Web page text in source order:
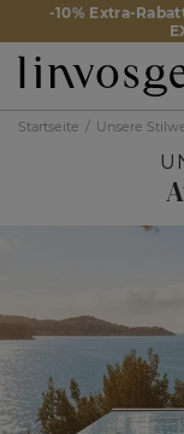
-10% Extra-
Startseite Unsere